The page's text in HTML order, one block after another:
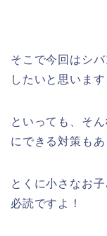
そこで今回はシ
したいと思います
といっても、そ
にできる対策もあ
とくに小さなお
必読ですよ！